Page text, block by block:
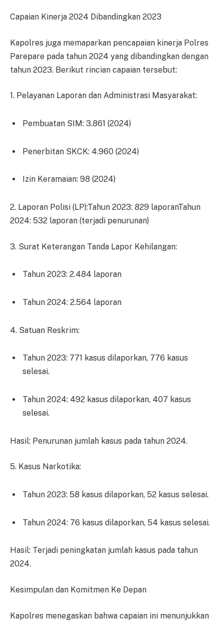
Capaian Kinerja 2024 Dibandingkan 2023
Kapolres juga memaparkan pencapaian kinerja Polres
Parepare pada tahun 2024 yang dibandingkan dengan
tahun 2023. Berikut rincian capaian tersebut:
1. Pelayanan Laporan dan Administrasi Masyarakat:
Pembuatan SIM: 3.861 (2024)
Penerbitan SKCK: 4.960 (2024)
Izin Keramaian: 98 (2024)
2. Laporan Polisi (LP):Tahun 2023: 829 laporanTahun
2024: 532 laporan (terjadi penurunan)
3. Surat Keterangan Tanda Lapor Kehilangan:
Tahun 2023: 2.484 laporan
Tahun 2024: 2.564 laporan
4. Satuan Reskrim:
Tahun 2023: 771 kasus dilaporkan, 776 kasus
selesai.
Tahun 2024: 492 kasus dilaporkan, 407 kasus
selesai.
Hasil: Penurunan jumlah kasus pada tahun 2024.
5. Kasus Narkotika:
Tahun 2023: 58 kasus dilaporkan, 52 kasus selesai.
Tahun 2024: 76 kasus dilaporkan, 54 kasus selesai.
Hasil: Terjadi peningkatan jumlah kasus pada tahun
2024.
Kesimpulan dan Komitmen Ke Depan
Kapolres menegaskan bahwa capaian ini menunjukkan